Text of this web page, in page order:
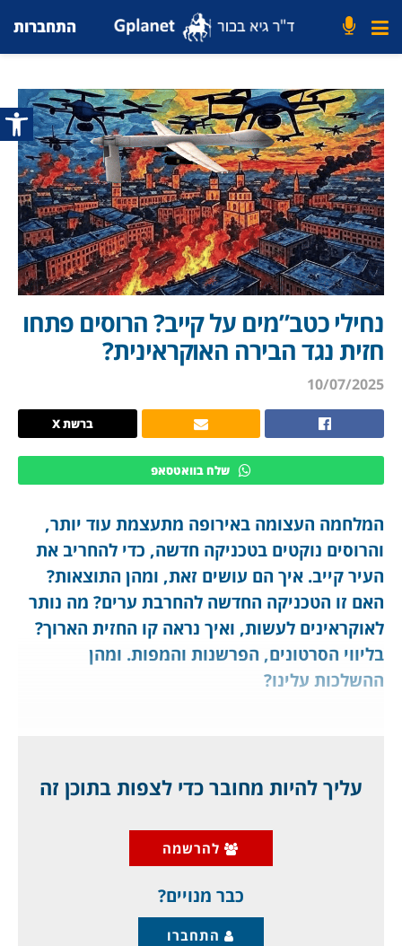
פתח
התחברות
נחילי כטב”מים על קייב? הרוסים פתחו
חזית נגד הבירה האוקראינית?
10/07/2025
ברשת X
שלח בוואטסאפ
המלחמה העצומה באירופה מתעצמת עוד יותר,
והרוסים נוקטים בטכניקה חדשה, כדי להחריב את
העיר קייב. איך הם עושים זאת, ומהן התוצאות?
האם זו הטכניקה החדשה להחרבת ערים? מה נותר
לאוקראינים לעשות, ואיך נראה קו החזית הארוך?
בליווי הסרטונים, הפרשנות והמפות. ומהן
ההשלכות עלינו?
לעבר הבירה קייב, מלווים בטילים בליסטיים או טילי
שיוט, כך שכוח האש המשוגר הוא עצום.
למשל, הלילה תקפו הרוסים במשך עשר שעות, עם
עליך להיות מחובר כדי לצפות בתוכן זה
להרשמה
כבר מנויים?
התחברו